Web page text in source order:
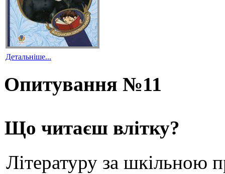
Детальніше...
Опитування №11
Що читаєш влітку?
Літературу за шкільною